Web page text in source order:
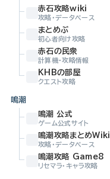
赤石攻略wiki
攻略・データベース
まとめぶ
初心者向け攻略
赤石の民衆
計算機・攻略情報
KHBの部屋
クエスト攻略
鳴潮
鳴潮 公式
ゲーム公式サイト
鳴潮攻略まとめWiki
攻略・データベース
鳴潮攻略 Game8
リセマラ・キャラ攻略